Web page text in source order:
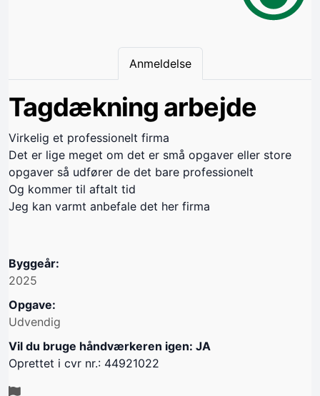
Anmeldelse
Tagdækning arbejde
Virkelig et professionelt firma
Det er lige meget om det er små opgaver eller store
opgaver så udfører de det bare professionelt
Og kommer til aftalt tid
Jeg kan varmt anbefale det her firma
Byggeår:
2025
Opgave:
Udvendig
Vil du bruge håndværkeren igen: JA
Oprettet i cvr nr.: 44921022